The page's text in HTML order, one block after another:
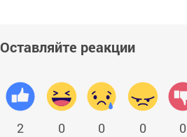
Оставляйте реакции
2 0 0 0 0